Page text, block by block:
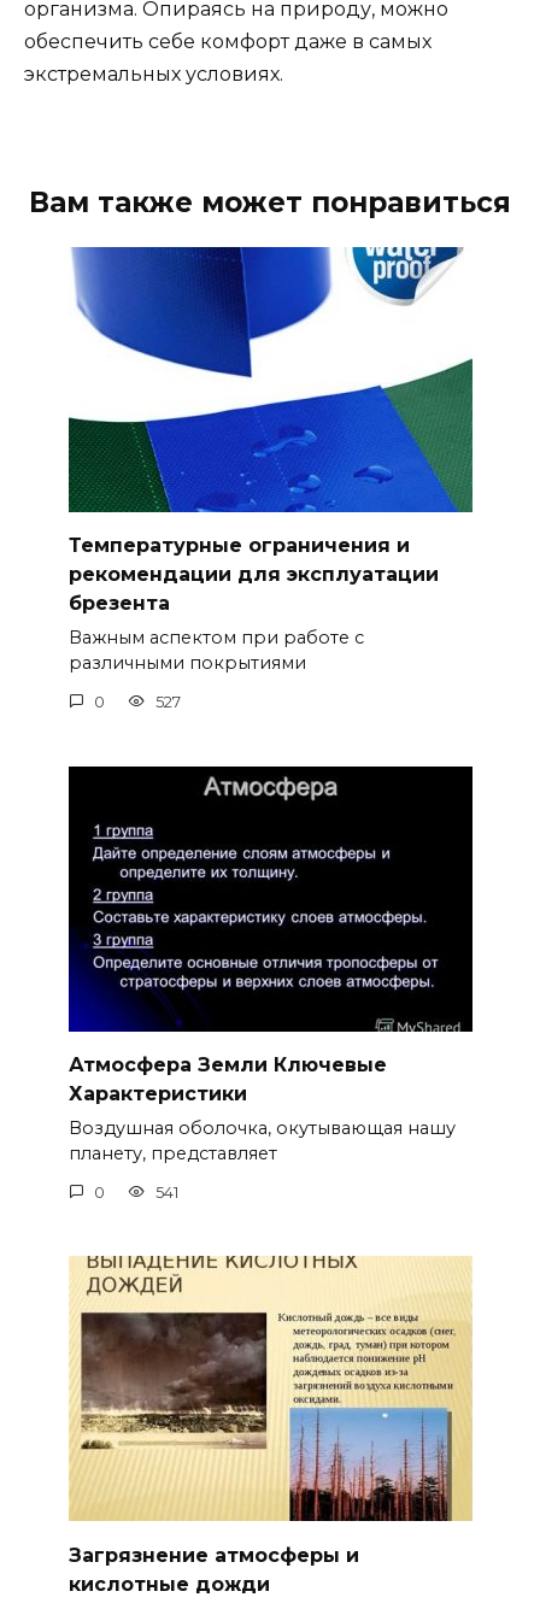
организма. Опираясь на природу, можно
обеспечить себе комфорт даже в самых
экстремальных условиях.
Вам также может понравиться
Температурные ограничения и
рекомендации для эксплуатации
брезента
Важным аспектом при работе с
различными покрытиями
0 527
Атмосфера Земли Ключевые
Характеристики
Воздушная оболочка, окутывающая нашу
планету, представляет
0 541
Загрязнение атмосферы и
кислотные дожди